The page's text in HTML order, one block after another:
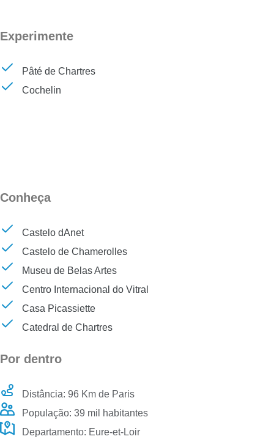
Experimente
Pâté de Chartres
Cochelin
Conheça
Castelo dAnet
Castelo de Chamerolles
Museu de Belas Artes
Centro Internacional do Vitral
Casa Picassiette
Catedral de Chartres
Por dentro
Distância: 96 Km de Paris
População: 39 mil habitantes
Departamento: Eure-et-Loir